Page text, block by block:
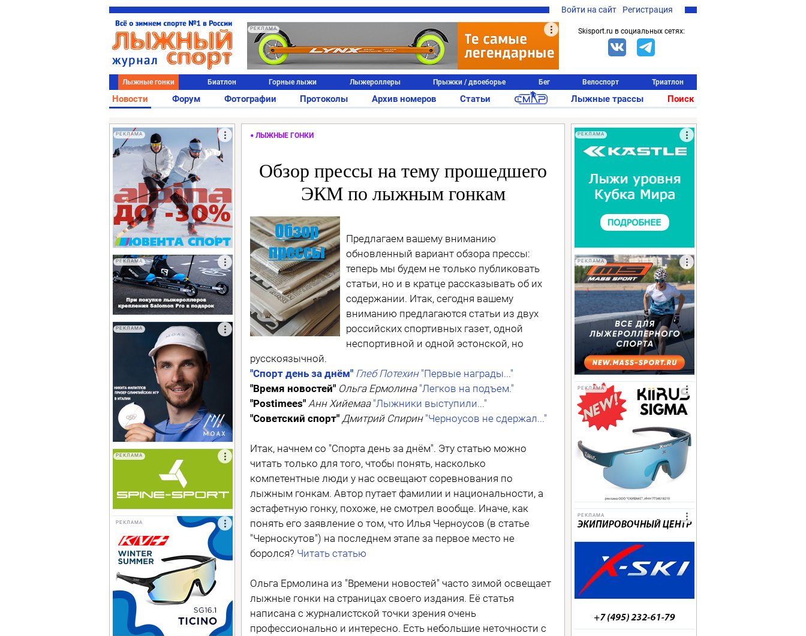
Войти на сайт Регистрация
РЕКЛАМА Skisport.ru в социальных сетях:
Лыжные гонки Биатлон Горные лыжи Лыжероллеры Прыжки / двоеборье Бег Велоспорт Триатлон
Новости Форум Фотографии Протоколы Архив номеров Статьи Лыжные трассы Поиск
РЕКЛАМА
РЕКЛАМА
РЕКЛАМА
РЕКЛАМА
РЕКЛАМА
ЛЫЖНЫЕ ГОНКИ
Обзор прессы на тему прошедшего
ЭКМ по лыжным гонкам
Предлагаем вашему вниманию
обновленный вариант обзора прессы:
теперь мы будем не только публиковать
статьи, но и в кратце рассказывать об их
содержании. Итак, сегодня вашему
вниманию предлагаются статьи из двух
российских спортивных газет, одной
неспортивной и одной эстонской, но
русскоязычной.
"Спорт день за днём" Глеб Потехин "Первые награды..."
"Время новостей" Ольга Ермолина "Легков на подъем."
"Postimees" Анн Хийемаа "Лыжники выступили..."
"Советский спорт" Дмитрий Спирин "Черноусов не сдержал..."
Итак, начнем со "Спорта день за днём". Эту статью можно
читать только для того, чтобы понять, насколько
компетентные люди у нас освещают соревнования по
лыжным гонкам. Автор путает фамилии и национальности, а
эстафетную гонку, похоже, не смотрел вообще. Иначе, как
понять его заявление о том, что Илья Черноусов (в статье
"Черноскутов") на последнем этапе за первое место не
боролся? Читать статью
Ольга Ермолина из "Времени новостей" часто зимой освещает
лыжные гонки на страницах своего издания. Её статья
написана с журналистской точки зрения очень
профессионально и интересно. Есть небольшие неточности с
РЕКЛАМА
РЕКЛАМА
РЕКЛАМА
РЕКЛАМА